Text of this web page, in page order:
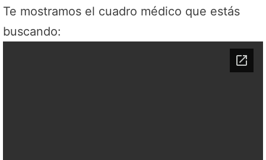
Te mostramos el cuadro médico que estás
buscando: